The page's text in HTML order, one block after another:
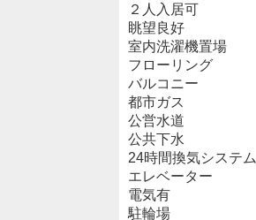
２人入居可
眺望良好
室内洗濯機置場
フローリング
バルコニー
都市ガス
公営水道
公共下水
24時間換気システム
エレベーター
電気有
駐輪場